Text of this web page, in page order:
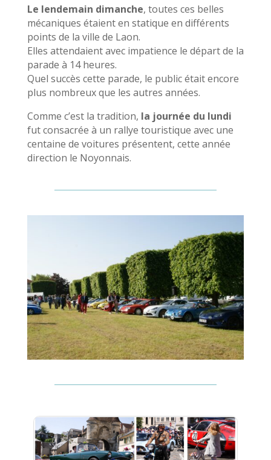
Le lendemain dimanche, toutes ces belles
mécaniques étaient en statique en différents
points de la ville de Laon.
Elles attendaient avec impatience le départ de la
parade à 14 heures.
Quel succès cette parade, le public était encore
plus nombreux que les autres années.
Comme c’est la tradition, la journée du lundi
fut consacrée à un rallye touristique avec une
centaine de voitures présentent, cette année
direction le Noyonnais.